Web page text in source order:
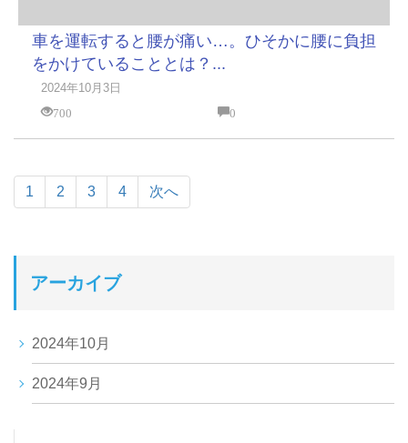
車を運転すると腰が痛い…。ひそかに腰に負担
をかけていることとは？...
2024年10月3日
700
0
1 2 3 4 次へ
アーカイブ
2024年10月
2024年9月